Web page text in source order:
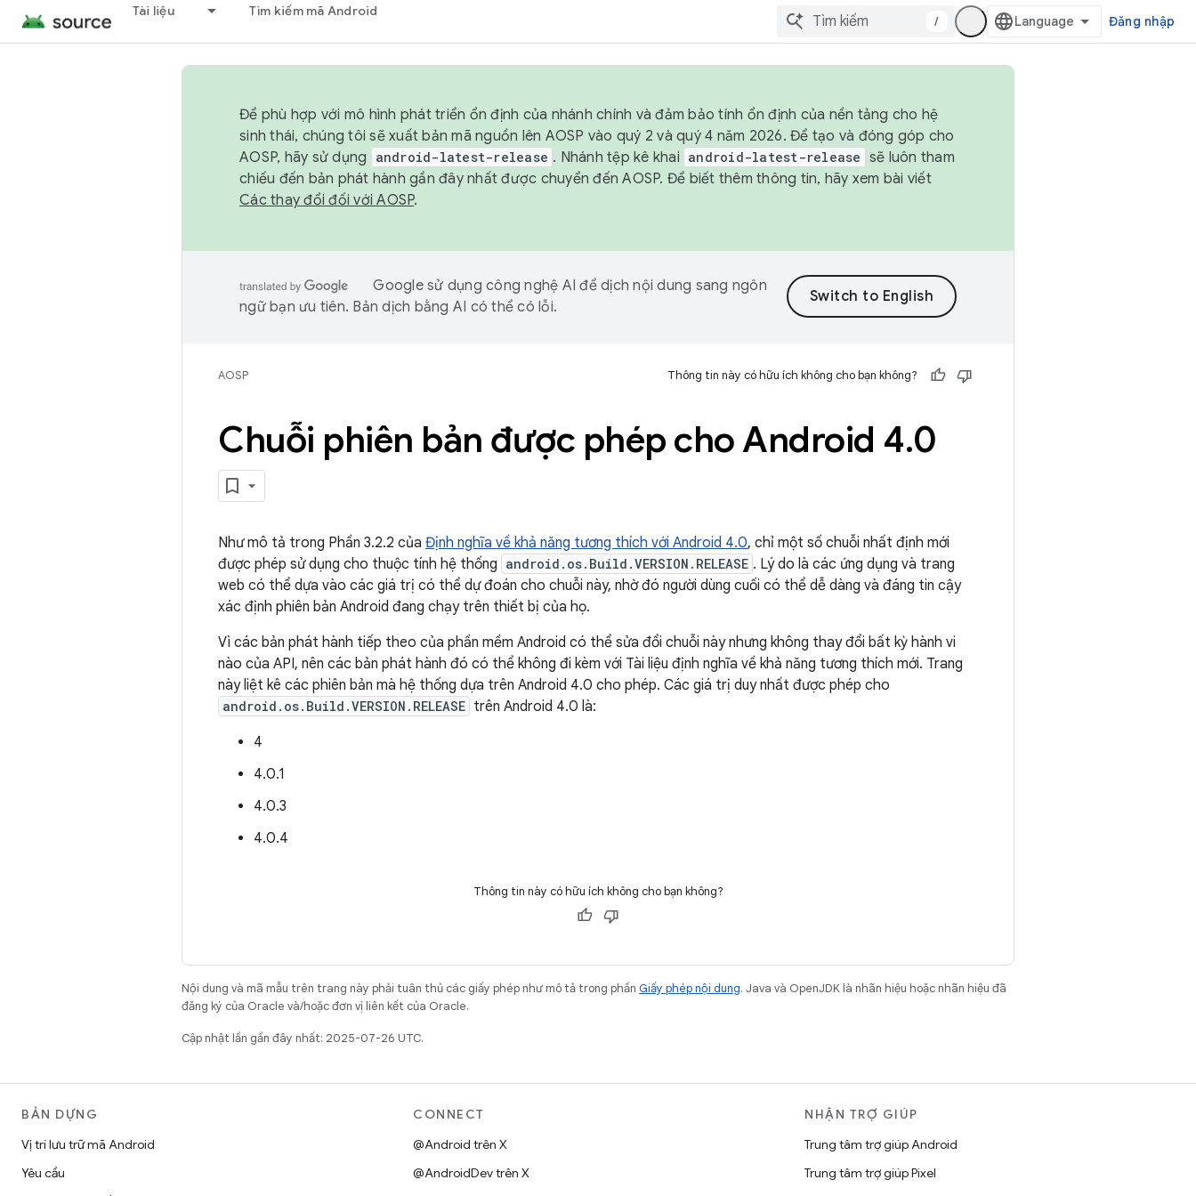
Tài liệu Tìm kiếm mã Android
/ Đăng nhập
Để phù hợp với mô hình phát triển ổn định của nhánh chính và đảm bảo tính ổn định của nền tảng cho hệ
sinh thái, chúng tôi sẽ xuất bản mã nguồn lên AOSP vào quý 2 và quý 4 năm 2026. Để tạo và đóng góp cho
AOSP, hãy sử dụng
android-latest-release . Nhánh tệp kê khai android-latest-release sẽ luôn tham
chiếu đến bản phát hành gần đây nhất được chuyển đến AOSP. Để biết thêm thông tin, hãy xem bài viết
Các thay đổi đối với AOSP.
Google sử dụng công nghệ AI để dịch nội dung sang ngôn
ngữ bạn ưu tiên. Bản dịch bằng AI có thể có lỗi.
AOSP Thông tin này có hữu ích không cho bạn không?
Chuỗi phiên bản được phép cho Android 4.0
Như mô tả trong Phần 3.2.2 của Định nghĩa về khả năng tương thích với Android 4.0, chỉ một số chuỗi nhất định mới
được phép sử dụng cho thuộc tính hệ thống android.os.Build.VERSION.RELEASE . Lý do là các ứng dụng và trang
web có thể dựa vào các giá trị có thể dự đoán cho chuỗi này, nhờ đó người dùng cuối có thể dễ dàng và đáng tin cậy
xác định phiên bản Android đang chạy trên thiết bị của họ.
Vì các bản phát hành tiếp theo của phần mềm Android có thể sửa đổi chuỗi này nhưng không thay đổi bất kỳ hành vi
nào của API, nên các bản phát hành đó có thể không đi kèm với Tài liệu định nghĩa về khả năng tương thích mới. Trang
này liệt kê các phiên bản mà hệ thống dựa trên Android 4.0 cho phép. Các giá trị duy nhất được phép cho
android.os.Build.VERSION.RELEASE trên Android 4.0 là:
4
4.0.1
4.0.3
4.0.4
Thông tin này có hữu ích không cho bạn không?
Nội dung và mã mẫu trên trang này phải tuân thủ các giấy phép như mô tả trong phần Giấy phép nội dung. Java và OpenJDK là nhãn hiệu hoặc nhãn hiệu đã
đăng ký của Oracle và/hoặc đơn vị liên kết của Oracle.
Cập nhật lần gần đây nhất: 2025-07-26 UTC.
BẢN DỰNG
Vị trí lưu trữ mã Android
Yêu cầu
CONNECT
@Android trên X
@AndroidDev trên X
NHẬN TRỢ GIÚP
Trung tâm trợ giúp Android
Trung tâm trợ giúp Pixel